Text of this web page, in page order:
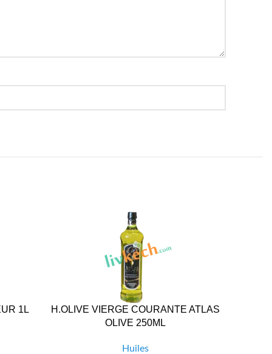
1L
H.OLIVE VIERGE COURANTE ATLAS
OLIVE 250ML
Huiles